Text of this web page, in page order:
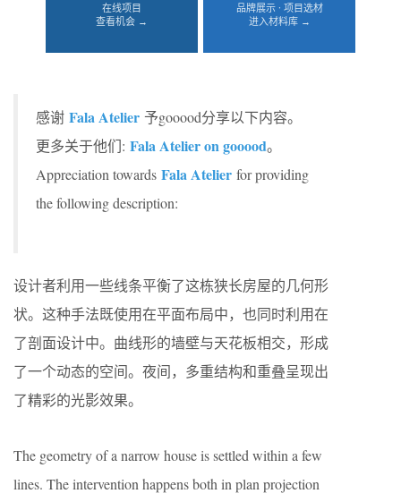
在线项目
查看机会 →
品牌展示 · 项目选材
进入材料库 →
感谢 Fala Atelier 予gooood分享以下内容。
更多关于他们: Fala Atelier on gooood。
Appreciation towards Fala Atelier for providing
the following description:
设计者利用一些线条平衡了这栋狭长房屋的几何形
状。这种手法既使用在平面布局中，也同时利用在
了剖面设计中。曲线形的墙壁与天花板相交，形成
了一个动态的空间。夜间，多重结构和重叠呈现出
了精彩的光影效果。
The geometry of a narrow house is settled within a few
lines. The intervention happens both in plan projection